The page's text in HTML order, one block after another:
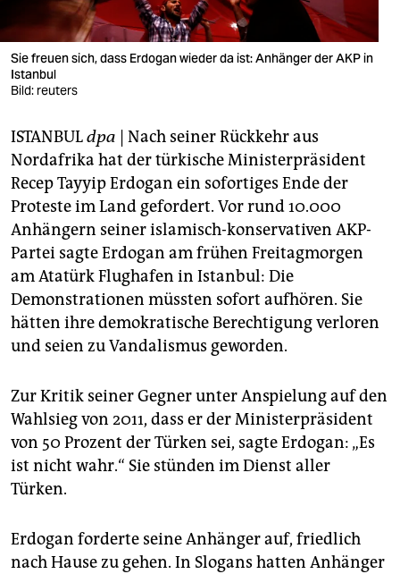
verlag
verlag
veranstaltungen
fragen & hilfe
unterstützen
abo
genossenschaft
epaper login
Sie freuen sich, dass Erdogan wieder da ist: Anhänger der AKP in
Istanbul
Bild: reuters
ISTANBULdpa | Nach seiner Rückkehr aus
Nordafrika hat der türkische Ministerpräsident
Recep Tayyip Erdogan ein sofortiges Ende der
Proteste im Land gefordert. Vor rund 10.000
Anhängern seiner islamisch-konservativen AKP-
Partei sagte Erdogan am frühen Freitagmorgen
am Atatürk Flughafen in Istanbul: Die
Demonstrationen müssten sofort aufhören. Sie
hätten ihre demokratische Berechtigung verloren
und seien zu Vandalismus geworden.
Zur Kritik seiner Gegner unter Anspielung auf den
Wahlsieg von 2011, dass er der Ministerpräsident
von 50 Prozent der Türken sei, sagte Erdogan: „Es
ist nicht wahr.“ Sie stünden im Dienst aller
Türken.
Erdogan forderte seine Anhänger auf, friedlich
nach Hause zu gehen. In Slogans hatten Anhänger